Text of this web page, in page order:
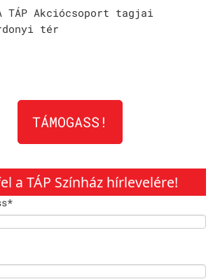
Ágnes: Ne csukd be még vagy csukd be
A Menedék
TÁP Akciócsoport tagjai
tér
TÁMOGASS!
a TÁP Színház hírlevelére!
*